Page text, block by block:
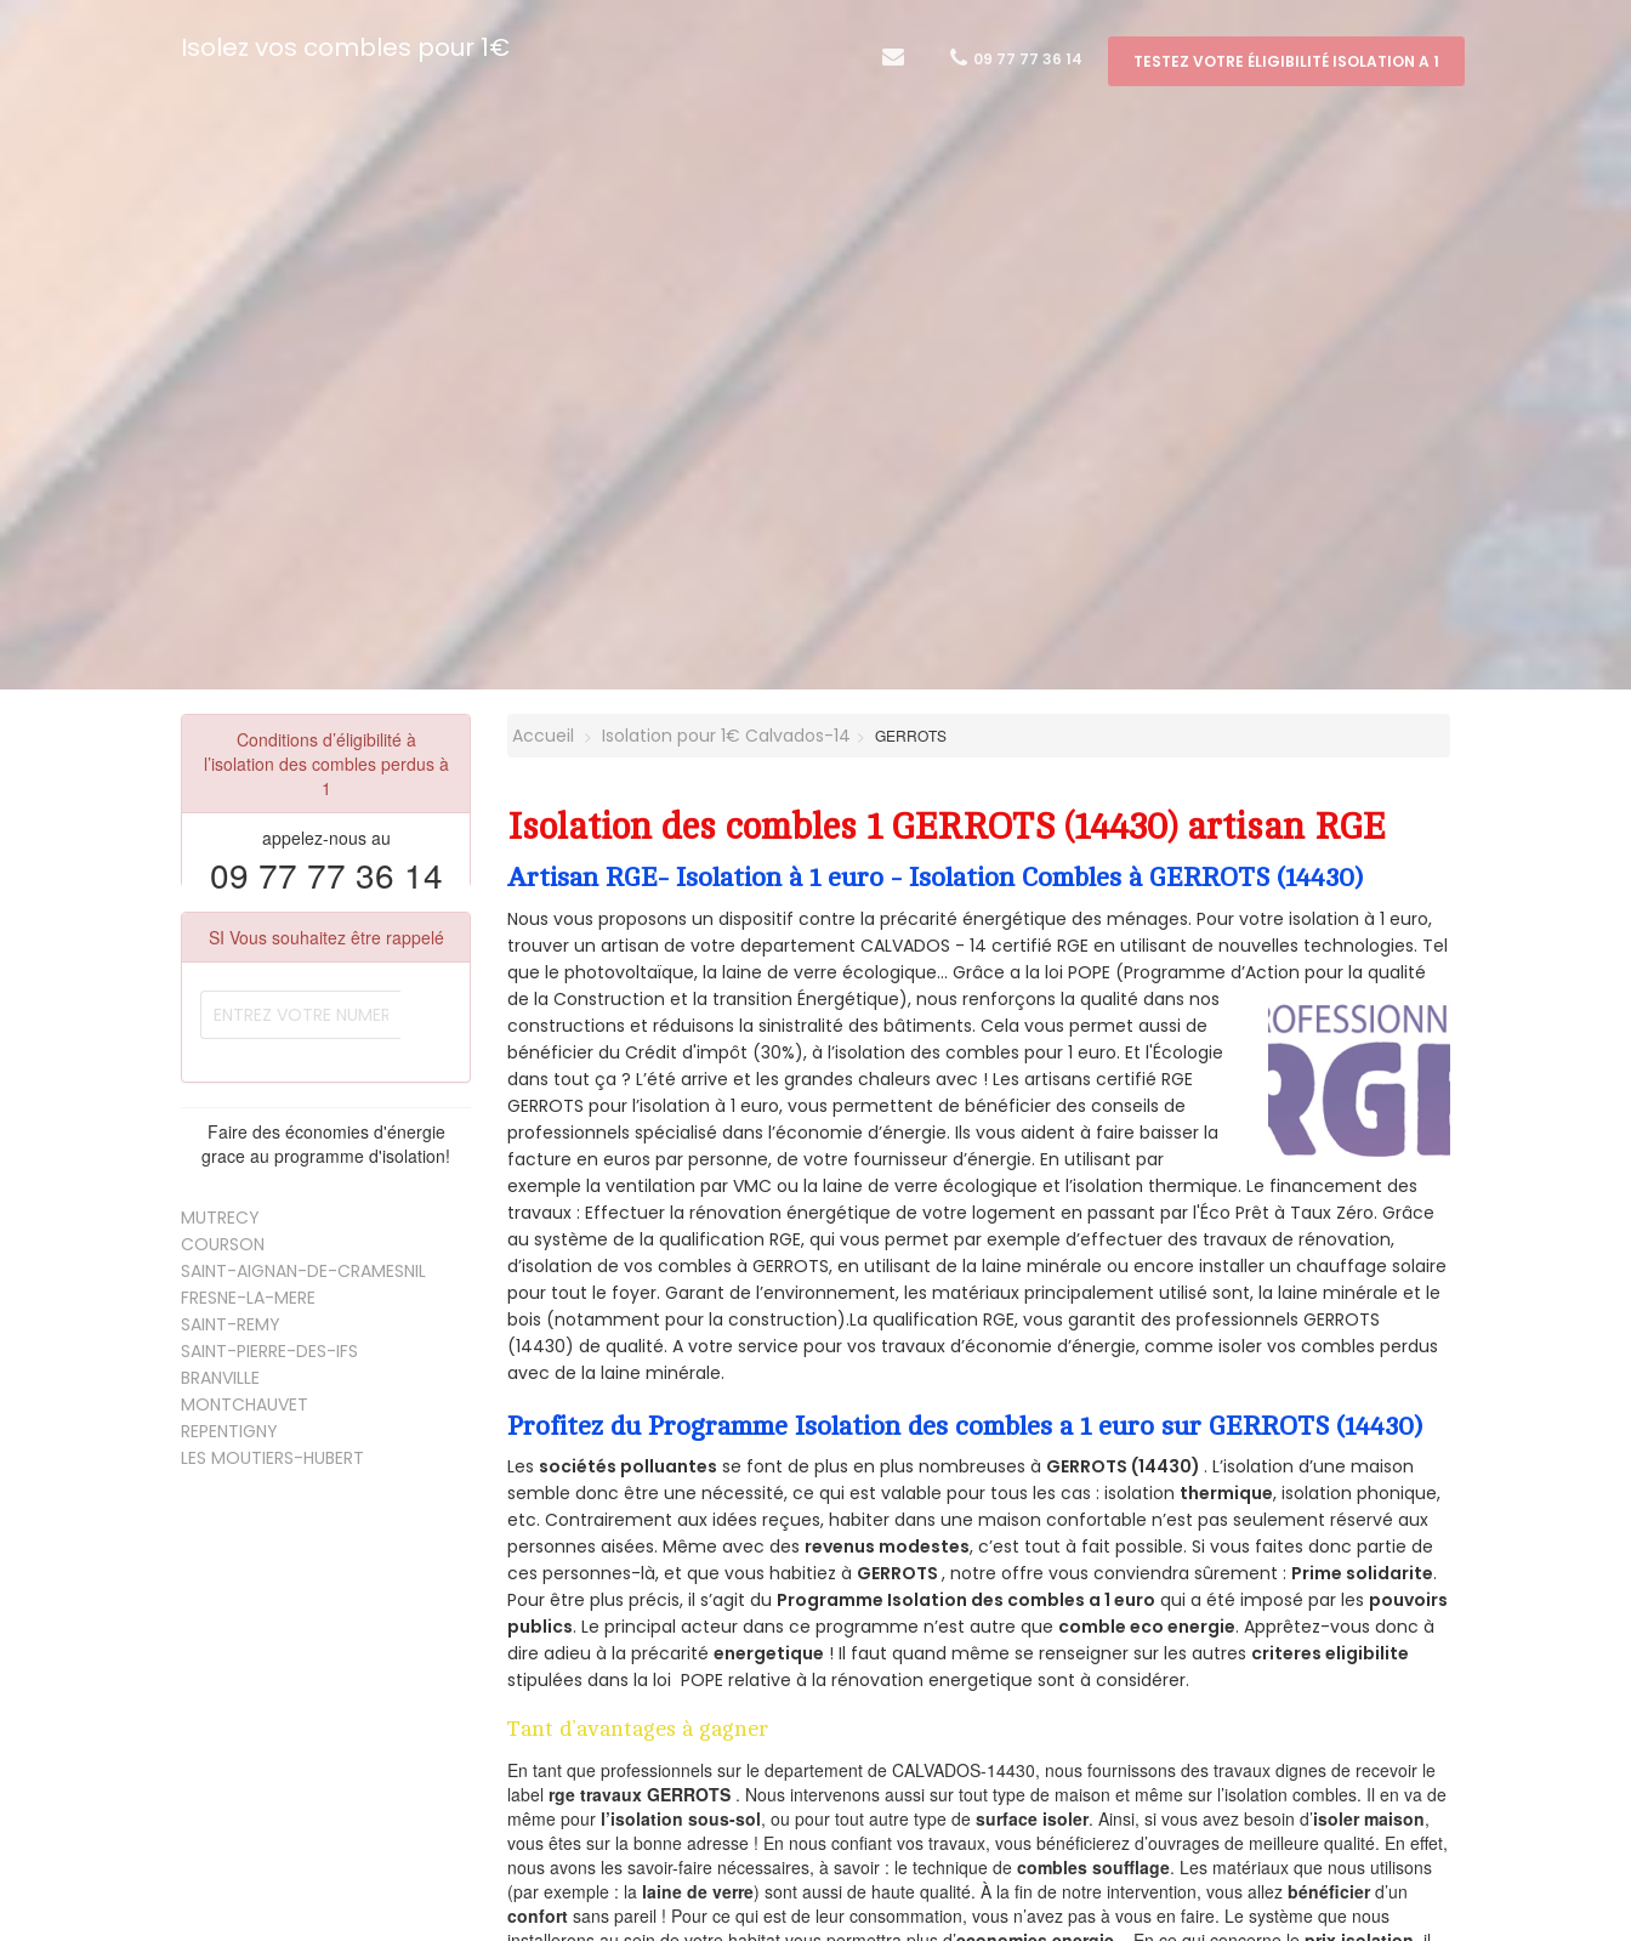
Isolez vos combles pour 1€ 09 77 77 36 14 TESTEZ VOTRE ÉLIGIBILITÉ ISOLATION A 1
Conditions d’éligibilité à
l’isolation des combles perdus à
1
appelez-nous au
09 77 77 36 14
SI Vous souhaitez être rappelé
Faire des économies d'énergie
grace au programme d'isolation!
MUTRECY
COURSON
SAINT-AIGNAN-DE-CRAMESNIL
FRESNE-LA-MERE
SAINT-REMY
SAINT-PIERRE-DES-IFS
BRANVILLE
MONTCHAUVET
REPENTIGNY
LES MOUTIERS-HUBERT
Accueil Isolation pour 1€ Calvados-14 GERROTS
Isolation des combles 1 GERROTS (14430) artisan RGE
Artisan RGE- Isolation à 1 euro - Isolation Combles à GERROTS (14430)
Nous vous proposons un dispositif contre la précarité énergétique des ménages. Pour votre isolation à 1 euro,
trouver un artisan de votre departement CALVADOS - 14 certifié RGE en utilisant de nouvelles technologies. Tel
que le photovoltaïque, la laine de verre écologique... Grâce a la loi POPE (Programme d’Action pour la qualité
de la Construction et la transition Énergétique), nous renforçons la qualité dans nos
constructions et réduisons la sinistralité des bâtiments. Cela vous permet aussi de
bénéficier du Crédit d'impôt (30%), à l’isolation des combles pour 1 euro. Et l'Écologie
dans tout ça ? L’été arrive et les grandes chaleurs avec ! Les artisans certifié RGE
GERROTS pour l’isolation à 1 euro, vous permettent de bénéficier des conseils de
professionnels spécialisé dans l’économie d’énergie. Ils vous aident à faire baisser la
facture en euros par personne, de votre fournisseur d’énergie. En utilisant par
exemple la ventilation par VMC ou la laine de verre écologique et l’isolation thermique. Le financement des
travaux : Effectuer la rénovation énergétique de votre logement en passant par l'Éco Prêt à Taux Zéro. Grâce
au système de la qualification RGE, qui vous permet par exemple d’effectuer des travaux de rénovation,
d’isolation de vos combles à GERROTS, en utilisant de la laine minérale ou encore installer un chauffage solaire
pour tout le foyer. Garant de l’environnement, les matériaux principalement utilisé sont, la laine minérale et le
bois (notamment pour la construction).La qualification RGE, vous garantit des professionnels GERROTS
(14430) de qualité. A votre service pour vos travaux d’économie d’énergie, comme isoler vos combles perdus
avec de la laine minérale.
Profitez du Programme Isolation des combles a 1 euro sur GERROTS (14430)
Les sociétés polluantes se font de plus en plus nombreuses à GERROTS (14430) . L’isolation d’une maison
semble donc être une nécessité, ce qui est valable pour tous les cas : isolation thermique, isolation phonique,
etc. Contrairement aux idées reçues, habiter dans une maison confortable n’est pas seulement réservé aux
personnes aisées. Même avec des revenus modestes, c’est tout à fait possible. Si vous faites donc partie de
ces personnes-là, et que vous habitiez à GERROTS, notre offre vous conviendra sûrement : Prime solidarite.
Pour être plus précis, il s’agit du Programme Isolation des combles a 1 euro qui a été imposé par les pouvoirs
publics. Le principal acteur dans ce programme n’est autre que comble eco energie. Apprêtez-vous donc à
dire adieu à la précaritéenergetique ! Il faut quand même se renseigner sur les autres criteres eligibilite
stipulées dans la loi POPE relative à la rénovation energetique sont à considérer.
Tant d’avantages à gagner
En tant que professionnels sur le departement de CALVADOS-14430, nous fournissons des travaux dignes de recevoir le
labelrge travaux GERROTS . Nous intervenons aussi sur tout type de maison et même sur l’isolation combles. Il en va de
même pour l’isolation sous-sol, ou pour tout autre type desurface isoler. Ainsi, si vous avez besoin d’isoler maison,
vous êtes sur la bonne adresse ! En nous confiant vos travaux, vous bénéficierez d’ouvrages de meilleure qualité. En effet,
nous avons les savoir-faire nécessaires, à savoir : le technique decombles soufflage. Les matériaux que nous utilisons
(par exemple : la laine de verre) sont aussi de haute qualité. À la fin de notre intervention, vous allezbénéficierd’un
confort sans pareil ! Pour ce qui est de leur consommation, vous n’avez pas à vous en faire. Le système que nous